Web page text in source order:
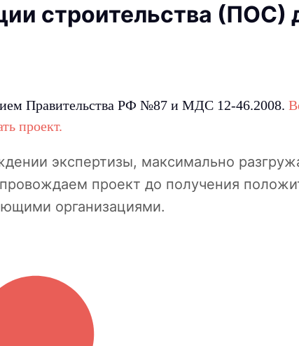
строительства
Правительства РФ №87 и МДС 12-46.2008.
проект.
экспертизы, максимально
проект до получения
организациями.